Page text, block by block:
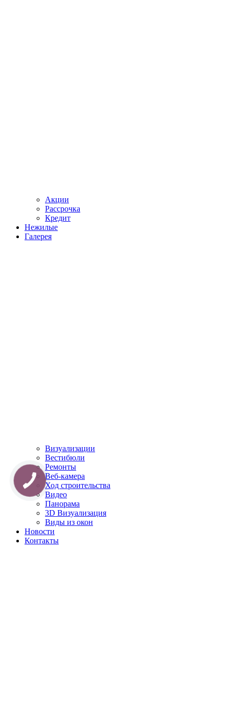
Акции
Рассрочка
Кредит
Нежилые
Галерея
Визуализации
Вестибюли
Ремонты
Веб-камера
Ход строительства
Видео
Панорама
3D Визуализация
Виды из окон
Новости
Контакты